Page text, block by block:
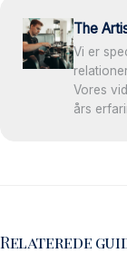
The
Vi er
Vores
års
Relaterede